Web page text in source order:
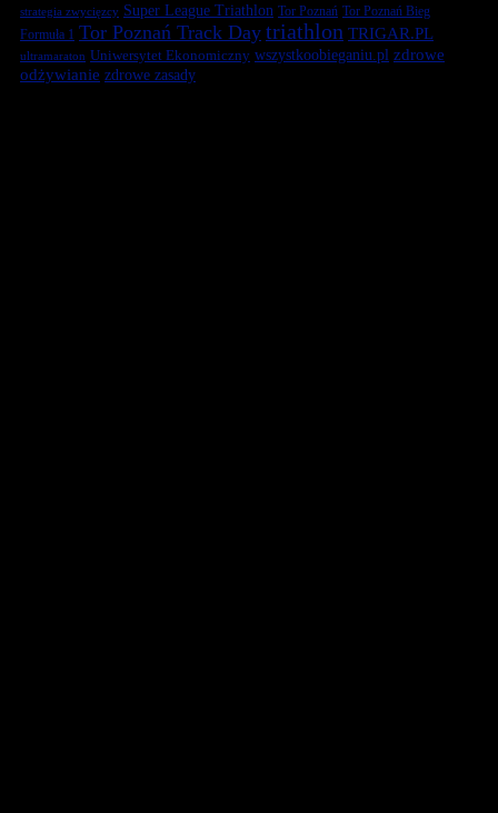
strategia zwycięzcy Super League Triathlon Tor Poznań Tor Poznań Bieg
Formuła 1 Tor Poznań Track Day triathlon TRIGAR.PL
ultramaraton Uniwersytet Ekonomiczny wszystkoobieganiu.pl zdrowe
odżywianie zdrowe zasady